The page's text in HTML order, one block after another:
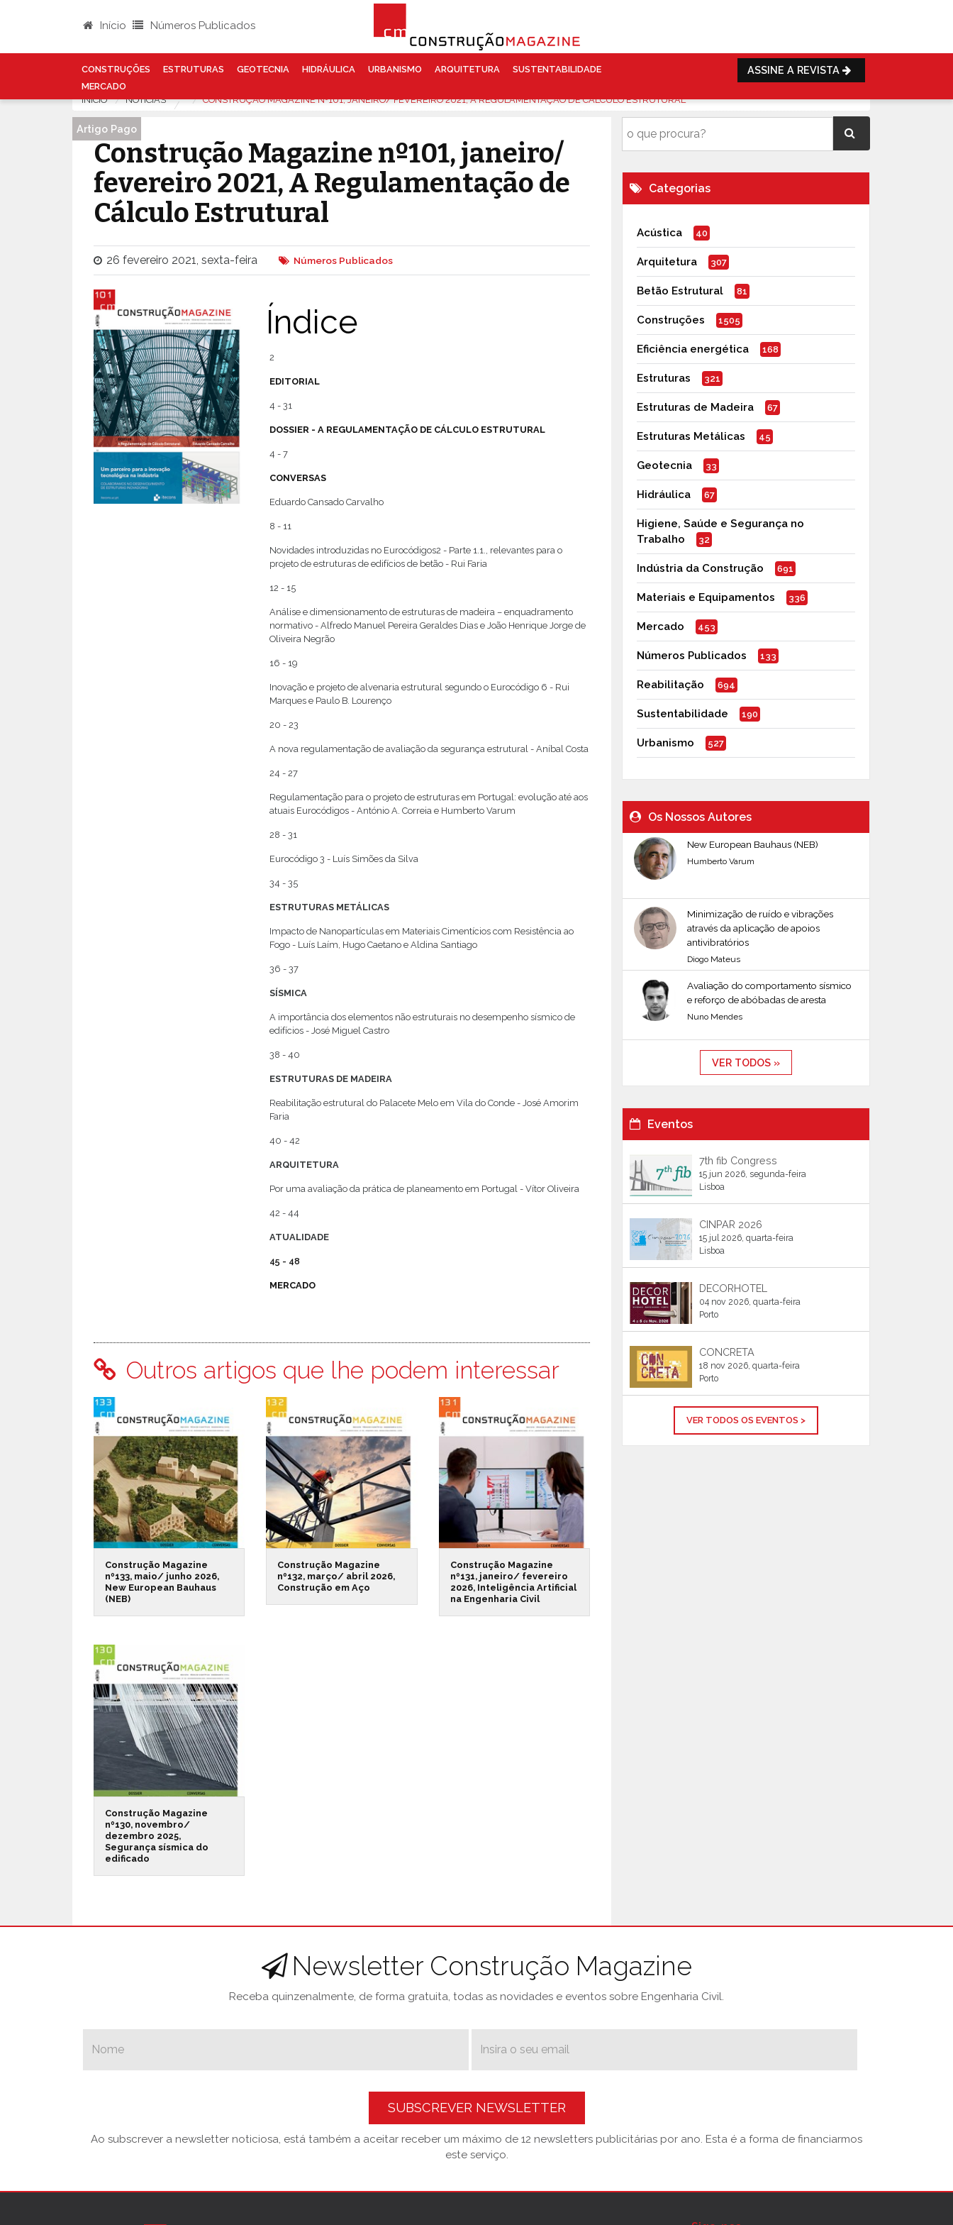
Início Números Publicados
CONSTRUÇÕES ESTRUTURAS GEOTECNIA HIDRÁULICA URBANISMO ARQUITETURA
SUSTENTABILIDADE
MERCADO
ASSINE A REVISTA
INÍCIO NOTÍCIAS CONSTRUÇÃO MAGAZINE Nº101, JANEIRO/ FEVEREIRO 2021, A REGULAMENTAÇÃO DE CÁLCULO ESTRUTURAL
Construção Magazine nº101, janeiro/
fevereiro 2021, A Regulamentação de
Cálculo Estrutural
Artigo Pago
26 fevereiro 2021, sexta-feira Números Publicados
Índice
2
EDITORIAL
4 - 31
DOSSIER - A REGULAMENTAÇÃO DE CÁLCULO ESTRUTURAL
4 - 7
CONVERSAS
Eduardo Cansado Carvalho
8 - 11
Novidades introduzidas no Eurocódigos2 - Parte 1.1., relevantes para o
projeto de estruturas de edifícios de betão - Rui Faria
12 - 15
Análise e dimensionamento de estruturas de madeira – enquadramento
normativo - Alfredo Manuel Pereira Geraldes Dias e João Henrique Jorge de
Oliveira Negrão
16 - 19
Inovação e projeto de alvenaria estrutural segundo o Eurocódigo 6 - Rui
Marques e Paulo B. Lourenço
20 - 23
A nova regulamentação de avaliação da segurança estrutural - Aníbal Costa
24 - 27
Regulamentação para o projeto de estruturas em Portugal: evolução até aos
atuais Eurocódigos - António A. Correia e Humberto Varum
28 - 31
Eurocódigo 3 - Luís Simões da Silva
34 - 35
ESTRUTURAS METÁLICAS
Impacto de Nanopartículas em Materiais Cimentícios com Resistência ao
Fogo - Luís Laím, Hugo Caetano e Aldina Santiago
36 - 37
SÍSMICA
A importância dos elementos não estruturais no desempenho sísmico de
edifícios - José Miguel Castro
38 - 40
ESTRUTURAS DE MADEIRA
Reabilitação estrutural do Palacete Melo em Vila do Conde - José Amorim
Faria
40 - 42
ARQUITETURA
Por uma avaliação da prática de planeamento em Portugal - Vítor Oliveira
42 - 44
ATUALIDADE
45 - 48
MERCADO
Outros artigos que lhe podem interessar
Construção Magazine
nº133, maio/ junho 2026,
New European Bauhaus
(NEB)
Construção Magazine
nº132, março/ abril 2026,
Construção em Aço
Construção Magazine
nº131, janeiro/ fevereiro
2026, Inteligência Artificial
na Engenharia Civil
Construção Magazine
nº130, novembro/
dezembro 2025,
Segurança sísmica do
edificado
Categorias
Acústica 40
Arquitetura 307
Betão Estrutural 81
Construções 1505
Eficiência energética 168
Estruturas 321
Estruturas de Madeira 67
Estruturas Metálicas 45
Geotecnia 33
Hidráulica 67
Higiene, Saúde e Segurança no
Trabalho
32
Indústria da Construção 691
Materiais e Equipamentos 336
Mercado 453
Números Publicados 133
Reabilitação 694
Sustentabilidade 190
Urbanismo 527
Os Nossos Autores
New European Bauhaus (NEB)
Humberto Varum
Minimização de ruído e vibrações
através da aplicação de apoios
antivibratórios
Diogo Mateus
Avaliação do comportamento sísmico
e reforço de abóbadas de aresta
Nuno Mendes
VER TODOS »
Eventos
7th fib Congress
15 jun 2026, segunda-feira
Lisboa
CINPAR 2026
15 jul 2026, quarta-feira
Lisboa
DECORHOTEL
04 nov 2026, quarta-feira
Porto
CONCRETA
18 nov 2026, quarta-feira
Porto
VER TODOS OS EVENTOS >
Newsletter Construção Magazine
Receba quinzenalmente, de forma gratuita, todas as novidades e eventos sobre Engenharia Civil.
SUBSCREVER NEWSLETTER
Ao subscrever a newsletter noticiosa, está também a aceitar receber um máximo de 12 newsletters publicitárias por ano. Esta é a forma de financiarmos
este serviço.